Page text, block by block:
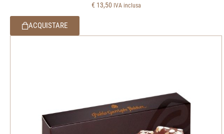
€ 13,50 IVA inclusa
ACQUISTARE